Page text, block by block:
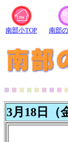
南部小TOP 南部
3月18日